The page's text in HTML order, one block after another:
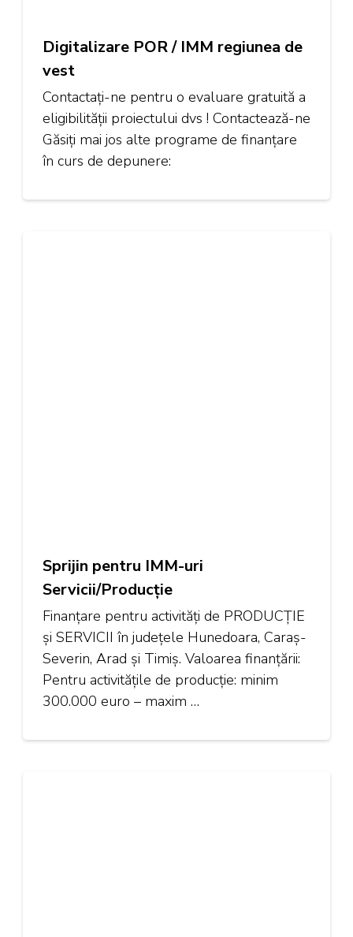
Digitalizare POR / IMM regiunea de
vest
Contactați-ne pentru o evaluare gratuită a
eligibilității proiectului dvs ! Contactează-ne
Găsiți mai jos alte programe de finanțare
în curs de depunere:
Sprijin pentru IMM-uri
Servicii/Producție
Finanțare pentru activități de PRODUCȚIE
și SERVICII în județele Hunedoara, Caraș-
Severin, Arad și Timiș. Valoarea finanțării:
Pentru activitățile de producție: minim
300.000 euro – maxim …